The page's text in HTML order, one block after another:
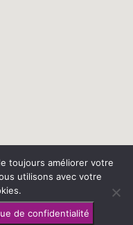
– |
vos droits|Gérer les
toujours améliorer votre
utilisons avec votre
de confidentialité